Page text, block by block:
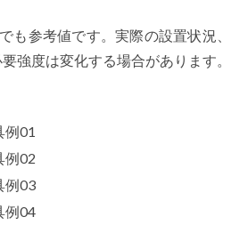
参考値です。実際の設置状況、
強度は変化する場合があります。